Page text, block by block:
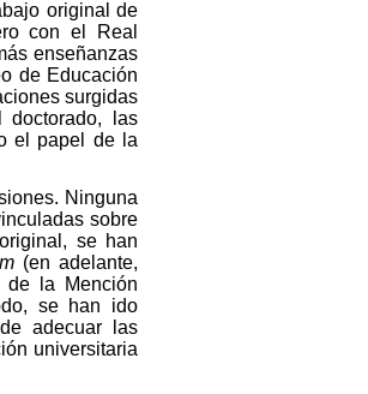
original de
con el Real
enseñanzas
de Educación
surgidas
doctorado, las
el papel de la
Ninguna
sobre
se han
(en adelante,
de la Mención
se han ido
adecuar las
universitaria